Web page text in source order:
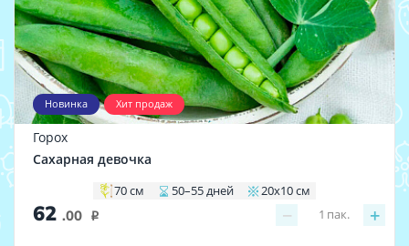
Новинка Хит продаж
Горох
Сахарная девочка
70 см 50–55 дней 20х10 см
62 .00 i − +
1 пак.